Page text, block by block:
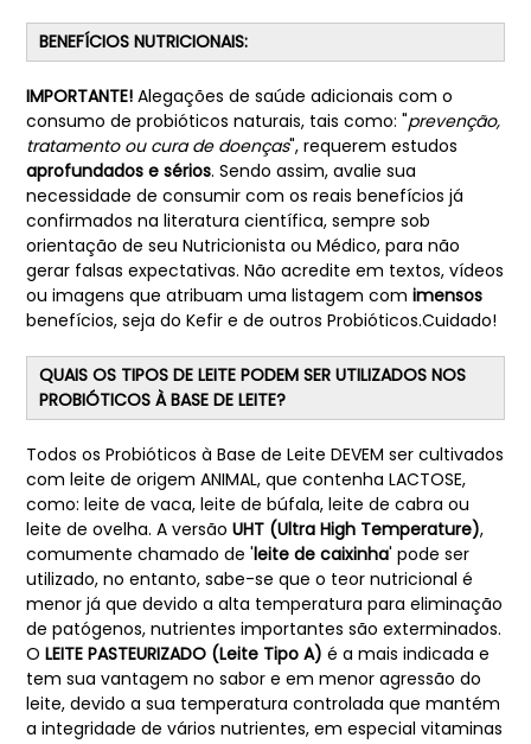
BENEFÍCIOS NUTRICIONAIS:
IMPORTANTE! Alegações de saúde adicionais com o
consumo de probióticos naturais, tais como: "prevenção,
tratamento ou cura de doenças", requerem estudos
aprofundados e sérios. Sendo assim, avalie sua
necessidade de consumir com os reais benefícios já
confirmados na literatura científica, sempre sob
orientação de seu Nutricionista ou Médico, para não
gerar falsas expectativas. Não acredite em textos, vídeos
ou imagens que atribuam uma listagem com imensos
benefícios, seja do Kefir e de outros Probióticos.Cuidado!
QUAIS OS TIPOS DE LEITE PODEM SER UTILIZADOS NOS
PROBIÓTICOS À BASE DE LEITE?
Todos os Probióticos à Base de Leite DEVEM ser cultivados
com leite de origem ANIMAL, que contenha LACTOSE,
como: leite de vaca, leite de búfala, leite de cabra ou
leite de ovelha. A versão UHT (Ultra High Temperature),
comumente chamado de 'leite de caixinha' pode ser
utilizado, no entanto, sabe-se que o teor nutricional é
menor já que devido a alta temperatura para eliminação
de patógenos, nutrientes importantes são exterminados.
O LEITE PASTEURIZADO (Leite Tipo A) é a mais indicada e
tem sua vantagem no sabor e em menor agressão do
leite, devido a sua temperatura controlada que mantém
a integridade de vários nutrientes, em especial vitaminas